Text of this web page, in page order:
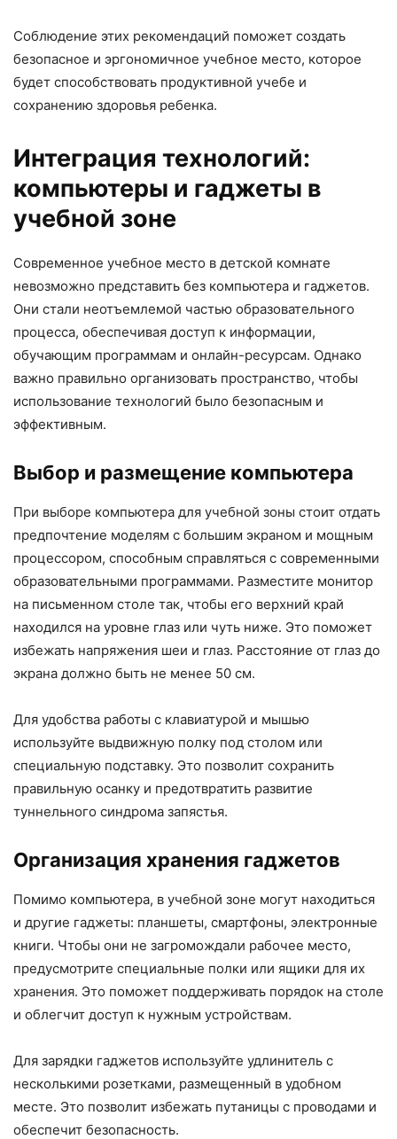
Соблюдение этих рекомендаций поможет создать
безопасное и эргономичное учебное место, которое
будет способствовать продуктивной учебе и
сохранению здоровья ребенка.
Интеграция технологий:
компьютеры и гаджеты в
учебной зоне
Современное учебное место в детской комнате
невозможно представить без компьютера и гаджетов.
Они стали неотъемлемой частью образовательного
процесса, обеспечивая доступ к информации,
обучающим программам и онлайн-ресурсам. Однако
важно правильно организовать пространство, чтобы
использование технологий было безопасным и
эффективным.
Выбор и размещение компьютера
При выборе компьютера для учебной зоны стоит отдать
предпочтение моделям с большим экраном и мощным
процессором, способным справляться с современными
образовательными программами. Разместите монитор
на письменном столе так, чтобы его верхний край
находился на уровне глаз или чуть ниже. Это поможет
избежать напряжения шеи и глаз. Расстояние от глаз до
экрана должно быть не менее 50 см.
Для удобства работы с клавиатурой и мышью
используйте выдвижную полку под столом или
специальную подставку. Это позволит сохранить
правильную осанку и предотвратить развитие
туннельного синдрома запястья.
Организация хранения гаджетов
Помимо компьютера, в учебной зоне могут находиться
и другие гаджеты: планшеты, смартфоны, электронные
книги. Чтобы они не загромождали рабочее место,
предусмотрите специальные полки или ящики для их
хранения. Это поможет поддерживать порядок на столе
и облегчит доступ к нужным устройствам.
Для зарядки гаджетов используйте удлинитель с
несколькими розетками, размещенный в удобном
месте. Это позволит избежать путаницы с проводами и
обеспечит безопасность.